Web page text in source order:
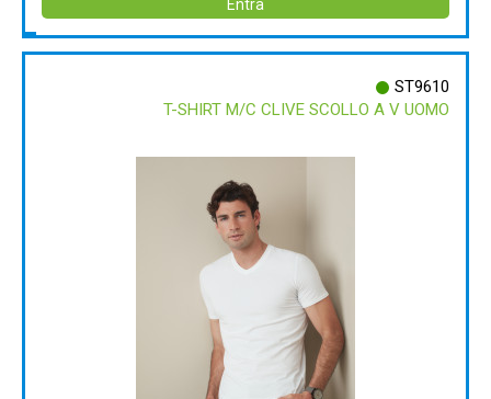
Entra
ST9610
T-SHIRT M/C CLIVE SCOLLO A V UOMO